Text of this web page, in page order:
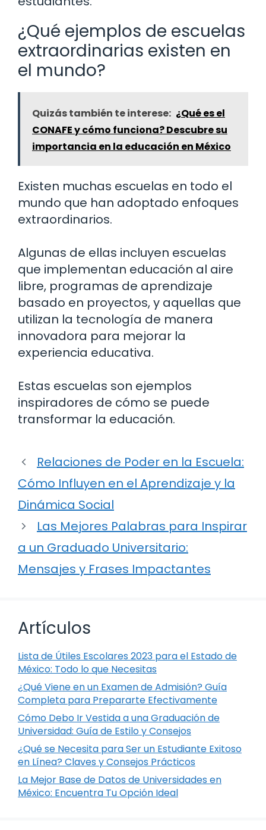
¿Qué ejemplos de escuelas
extraordinarias existen en
el mundo?
Quizás también te interese: ¿Qué es el
CONAFE y cómo funciona? Descubre su
importancia en la educación en México
Existen muchas escuelas en todo el
mundo que han adoptado enfoques
extraordinarios.
Algunas de ellas incluyen escuelas
que implementan educación al aire
libre, programas de aprendizaje
basado en proyectos, y aquellas que
utilizan la tecnología de manera
innovadora para mejorar la
experiencia educativa.
Estas escuelas son ejemplos
inspiradores de cómo se puede
transformar la educación.
Relaciones de Poder en la Escuela:
Cómo Influyen en el Aprendizaje y la
Dinámica Social
Las Mejores Palabras para Inspirar
a un Graduado Universitario:
Mensajes y Frases Impactantes
Artículos
Lista de Útiles Escolares 2023 para el Estado de
México: Todo lo que Necesitas
¿Qué Viene en un Examen de Admisión? Guía
Completa para Prepararte Efectivamente
Cómo Debo Ir Vestida a una Graduación de
Universidad: Guía de Estilo y Consejos
¿Qué se Necesita para Ser un Estudiante Exitoso
en Línea? Claves y Consejos Prácticos
La Mejor Base de Datos de Universidades en
México: Encuentra Tu Opción Ideal